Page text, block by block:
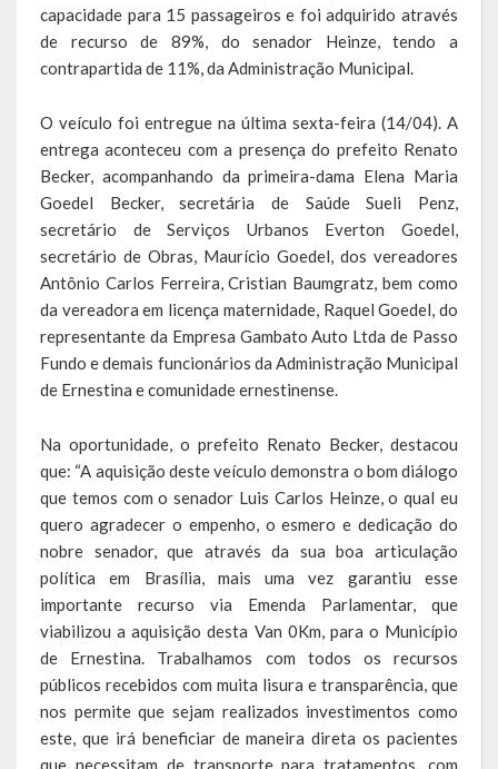
Fazenda
Obras e Viação
Saúde
Serviços Oferecidos pela Secretaria de Saúde
Serviços Urbanos
Legislação
ATOS NORMATIVOS
LEIS ORDINÁRIAS
DECRETOS
Publicações
Conselhos Municipais
Regulamentos
Editais
Planos
Concursos
capacidade para 15 passageiros e foi adquirido através
de recurso de 89%, do senador Heinze, tendo a
contrapartida de 11%, da Administração Municipal.
O veículo foi entregue na última sexta-feira (14/04). A
entrega aconteceu com a presença do prefeito Renato
Becker, acompanhando da primeira-dama Elena Maria
Goedel Becker, secretária de Saúde Sueli Penz,
secretário de Serviços Urbanos Everton Goedel,
secretário de Obras, Maurício Goedel, dos vereadores
Antônio Carlos Ferreira, Cristian Baumgratz, bem como
da vereadora em licença maternidade, Raquel Goedel, do
representante da Empresa Gambato Auto Ltda de Passo
Fundo e demais funcionários da Administração Municipal
de Ernestina e comunidade ernestinense.
Na oportunidade, o prefeito Renato Becker, destacou
que: “A aquisição deste veículo demonstra o bom diálogo
que temos com o senador Luis Carlos Heinze, o qual eu
quero agradecer o empenho, o esmero e dedicação do
nobre senador, que através da sua boa articulação
política em Brasília, mais uma vez garantiu esse
importante recurso via Emenda Parlamentar, que
viabilizou a aquisição desta Van 0Km, para o Município
de Ernestina. Trabalhamos com todos os recursos
públicos recebidos com muita lisura e transparência, que
nos permite que sejam realizados investimentos como
este, que irá beneficiar de maneira direta os pacientes